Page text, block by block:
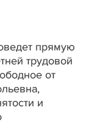
прямую
трудовой
от
и